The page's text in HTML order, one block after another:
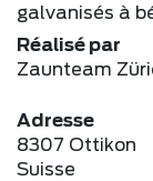
galvanisés à
Réalisé par
Zaunteam
Adresse
8307 Ottikon
Suisse